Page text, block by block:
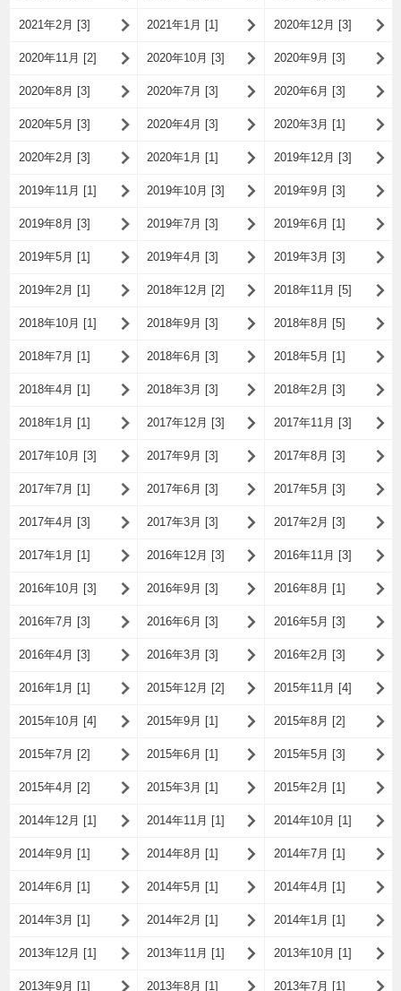
2021年2月 [3] 2021年1月 [1] 2020年12月 [3]
2020年11月 [2] 2020年10月 [3] 2020年9月 [3]
2020年8月 [3] 2020年7月 [3] 2020年6月 [3]
2020年5月 [3] 2020年4月 [3] 2020年3月 [1]
2020年2月 [3] 2020年1月 [1] 2019年12月 [3]
2019年11月 [1] 2019年10月 [3] 2019年9月 [3]
2019年8月 [3] 2019年7月 [3] 2019年6月 [1]
2019年5月 [1] 2019年4月 [3] 2019年3月 [3]
2019年2月 [1] 2018年12月 [2] 2018年11月 [5]
2018年10月 [1] 2018年9月 [3] 2018年8月 [5]
2018年7月 [1] 2018年6月 [3] 2018年5月 [1]
2018年4月 [1] 2018年3月 [3] 2018年2月 [3]
2018年1月 [1] 2017年12月 [3] 2017年11月 [3]
2017年10月 [3] 2017年9月 [3] 2017年8月 [3]
2017年7月 [1] 2017年6月 [3] 2017年5月 [3]
2017年4月 [3] 2017年3月 [3] 2017年2月 [3]
2017年1月 [1] 2016年12月 [3] 2016年11月 [3]
2016年10月 [3] 2016年9月 [3] 2016年8月 [1]
2016年7月 [3] 2016年6月 [3] 2016年5月 [3]
2016年4月 [3] 2016年3月 [3] 2016年2月 [3]
2016年1月 [1] 2015年12月 [2] 2015年11月 [4]
2015年10月 [4] 2015年9月 [1] 2015年8月 [2]
2015年7月 [2] 2015年6月 [1] 2015年5月 [3]
2015年4月 [2] 2015年3月 [1] 2015年2月 [1]
2014年12月 [1] 2014年11月 [1] 2014年10月 [1]
2014年9月 [1] 2014年8月 [1] 2014年7月 [1]
2014年6月 [1] 2014年5月 [1] 2014年4月 [1]
2014年3月 [1] 2014年2月 [1] 2014年1月 [1]
2013年12月 [1] 2013年11月 [1] 2013年10月 [1]
2013年9月 [1] 2013年8月 [1] 2013年7月 [1]